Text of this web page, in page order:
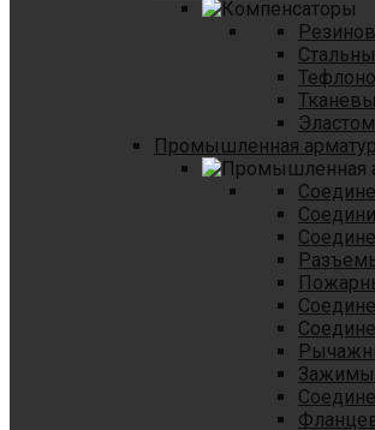
Промышленная
Зажимы